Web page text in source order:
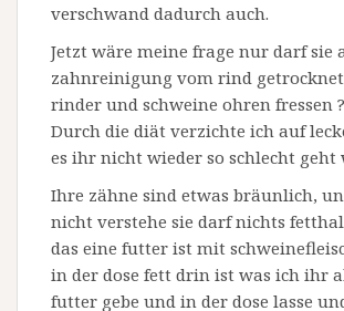
verschwand dadurch auch.
Jetzt wäre meine frage nur darf sie
zahnreinigung vom rind
rinder und schweine ohren fressen ?
Durch die diät verzichte ich auf
es ihr nicht wieder so schlecht geht
Ihre zähne sind etwas bräunlich,
nicht verstehe sie darf nichts
das eine futter ist mit
in der dose fett drin ist was ich ihr
futter gebe und in der dose lasse